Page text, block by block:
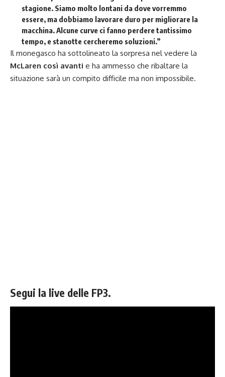
stagione. Siamo molto lontani da dove vorremmo
essere, ma dobbiamo lavorare duro per migliorare la
macchina. Alcune curve ci fanno perdere tantissimo
tempo, e stanotte cercheremo soluzioni.”
Il monegasco ha sottolineato la sorpresa nel vedere la
McLaren così avanti e ha ammesso che ribaltare la
situazione sarà un compito difficile ma non impossibile.
Segui la live delle FP3.